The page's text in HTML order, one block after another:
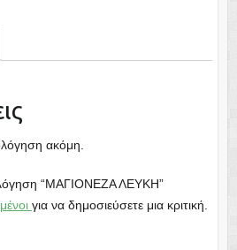
ακόμη.
“ΜΑΓΙΟΝΕΖΑ ΛΕΥΚΗ”
για να δημοσιεύσετε μια κριτική.